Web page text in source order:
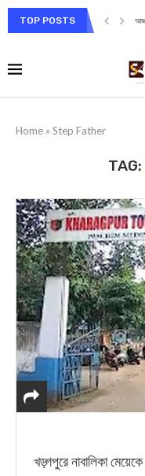
TOP POSTS
Home » Step Father
TAG:
খড়্গপুরে নাবালিকা